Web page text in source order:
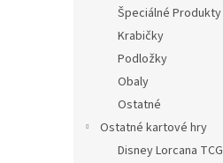
Špeciálné Produkty
Krabičky
Podložky
Obaly
Ostatné
Ostatné kartové hry
Disney Lorcana TCG